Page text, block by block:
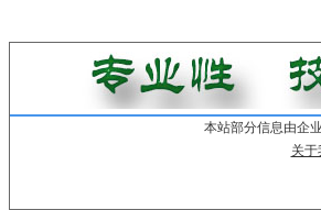
本站部分信息由企
关于